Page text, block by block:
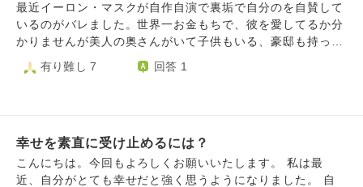
最近イーロン・マスクが自作自演で裏垢で自分のを自賛して
いるのがバレました。世界一お金もちで、彼を愛してるか分
かりませんが美人の奥さんがいて子供もいる、豪邸も持って
る、世界中の人に尊敬されてる。世界中の人が羨むものを全
て持ってるのにそんなことをしなければならないのかと思っ
ますが、結局手に入れても幸せになれない この世に幸せな
人なんかどこにもいないのでは？この世は地獄だと思いまし
た 一体人間はどうすれば幸せになるのだろう？幸せってな
有り難し 7 回答 1
幸せを素直に受け止めるには？
こんにちは。今回もよろしくお願いいたします。 私は最
近、自分がとても幸せだと強く思うようになりました。 自